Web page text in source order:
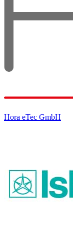
Hora eTec GmbH